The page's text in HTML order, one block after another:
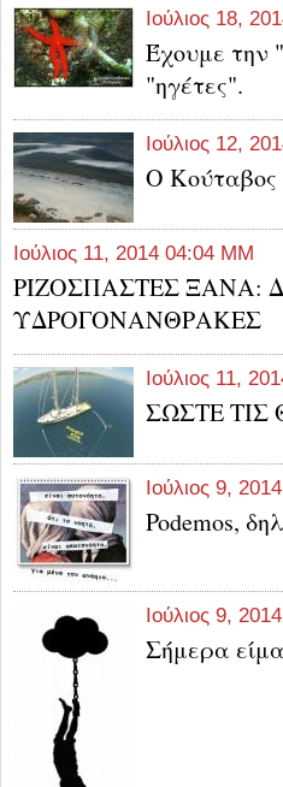
Ιούλιος 18,
Έχουμε την
"ηγέτες".
Ιούλιος 12,
O Κούταβος
Ιούλιος 11, 2014 04:04 ΜΜ
ΡΙΖΟΣΠΑΣΤΕΣ ΞΑΝΑ:
Ιούλιος 11,
ΣΩΣΤΕ
Ιούλιος 9,
Podemos,
Ιούλιος 9,
Σήμερα